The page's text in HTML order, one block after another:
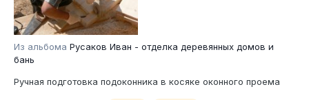
Из альбома Русаков Иван - отделка деревянных домов и
бань
Ручная подготовка подоконника в косяке оконного проема